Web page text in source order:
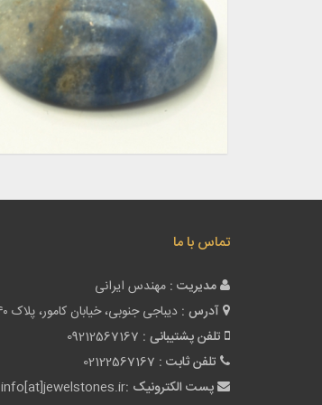
تماس با ما
مدیریت : مهندس ایرانی
آدرس : دیباجی جنوبی، خیابان کامور، پلاک ۱۴۰ واحد ۲
تلفن پشتیبانی : 09212567167
تلفن ثابت : 02122567167
پست الکترونیک :info[at]jewelstones.ir